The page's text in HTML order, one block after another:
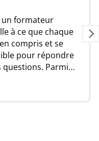
Christophe est
formateur, ses
toujours très
des exemples
à l'écoute,